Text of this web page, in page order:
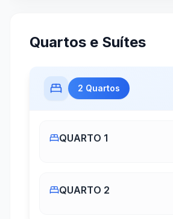
Quartos e Suítes
2 Quartos
QUARTO 1
QUARTO 2